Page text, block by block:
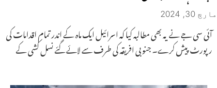
مارچ 30, 2024
آئی سی جے نے یہ بھی مطالبہ کیا کہ اسرائیل ایک ماہ کے اندر تمام اقدامات کی
رپورٹ پیش کرے۔ جنوبی افریقہ کی طرف سے لائے گئے نسل کشی کے